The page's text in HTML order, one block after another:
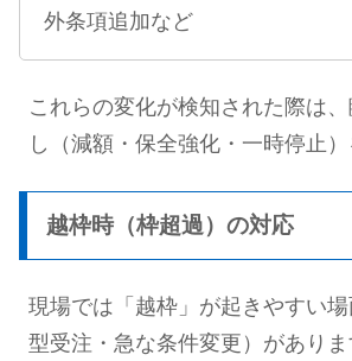
外条項追加など
これらの変化が検知された際は
し（減額・保全強化・一時停止）
越枠時（枠超過）の対応
現場では「越枠」が起きやすい
型受注・急な条件変更）があり